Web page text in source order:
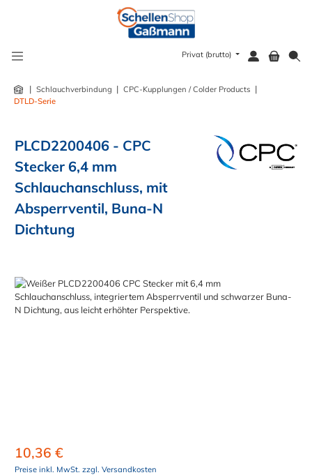
Privat (brutto)
| Schlauchverbindung | CPC-Kupplungen / Colder Products |
DTLD-Serie
PLCD2200406 - CPC
Stecker 6,4 mm
Schlauchanschluss, mit
Absperrventil, Buna-N
Dichtung
Bildergalerie überspringen
10,36 €
Preise inkl. MwSt. zzgl. Versandkosten